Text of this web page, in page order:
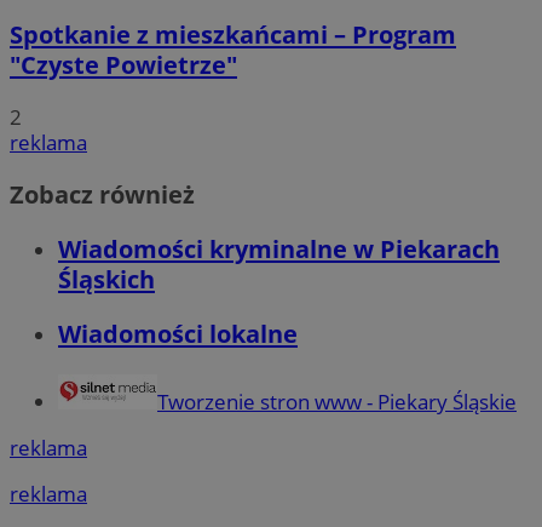
Spotkanie z mieszkańcami – Program
"Czyste Powietrze"
2
reklama
Zobacz również
Wiadomości kryminalne w Piekarach
Śląskich
Wiadomości lokalne
Tworzenie stron www - Piekary Śląskie
reklama
reklama